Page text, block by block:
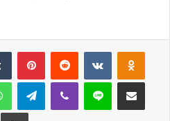
Tumblr PinterestReddit VKontakte
WhatsAppTelegramViber Line E-Posta ile
Yazdır